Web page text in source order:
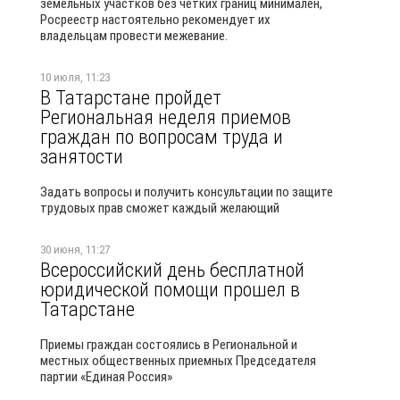
земельных участков без четких границ минимален,
Росреестр настоятельно рекомендует их
владельцам провести межевание.
10 июля, 11:23
В Татарстане пройдет
Региональная неделя приемов
граждан по вопросам труда и
занятости
Задать вопросы и получить консультации по защите
трудовых прав сможет каждый желающий
30 июня, 11:27
Всероссийский день бесплатной
юридической помощи прошел в
Татарстане
Приемы граждан состоялись в Региональной и
местных общественных приемных Председателя
партии «Единая Россия»